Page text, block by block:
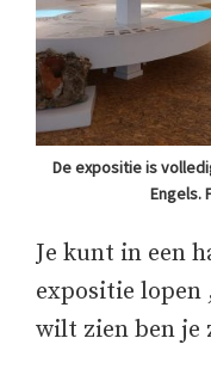
De expositie is
Engels.
Je kunt in een
expositie lopen
wilt zien ben je